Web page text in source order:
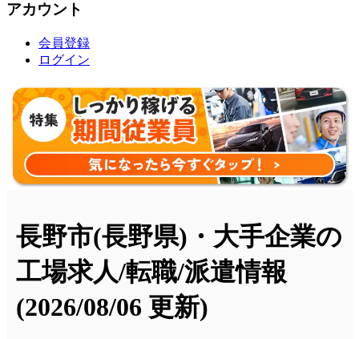
アカウント
会員登録
ログイン
長野市(長野県)・大手企業の
工場求人/転職/派遣情報
(2026/08/06 更新)